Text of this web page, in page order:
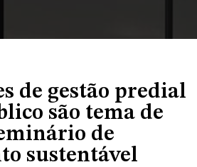
de gestão predial
são tema de
de
sustentável